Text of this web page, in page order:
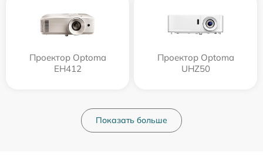
Проектор Optoma
EH412
Проектор Optoma
UHZ50
Показать больше